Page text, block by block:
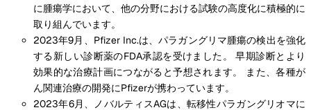
に腫瘍学において、他の分野における試験の高度化に積極的に
取り組んでいます。
2023年9月、Pfizer Inc.は、パラガングリマ腫瘍の検出を強化
する新しい診断薬のFDA承認を受けました。 早期診断とより
効果的な治療計画につながると予想されます。 また、各種が
ん関連治療の開発にPfizerが携わっています。
2023年6月、ノバルティスAGは、転移性パラガングリオマに